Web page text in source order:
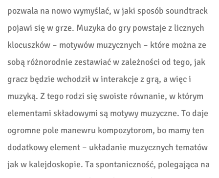
pozwala na nowo wymyślać, w jaki sposób soundtrack
pojawi się w grze. Muzyka do gry powstaje z licznych
klocuszków – motywów muzycznych – które można ze
sobą różnorodnie zestawiać w zależności od tego, jak
gracz będzie wchodził w interakcje z grą, a więc i
muzyką. Z tego rodzi się swoiste równanie, w którym
elementami składowymi są motywy muzyczne. To daje
ogromne pole manewru kompozytorom, bo mamy ten
dodatkowy element – układanie muzycznych tematów
jak w kalejdoskopie. Ta spontaniczność, polegająca na